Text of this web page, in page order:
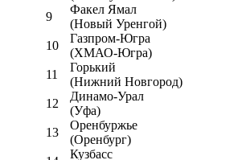
9
Факел Ямал
(Новый Уренгой)
10
Газпром-Югра
(ХМАО-Югра)
11
Горький
(Нижний Новгород)
12
Динамо-Урал
(Уфа)
13
Оренбуржье
(Оренбург)
Кузбасс